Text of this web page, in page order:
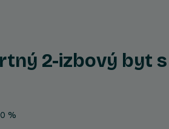
2-izbový byt
%